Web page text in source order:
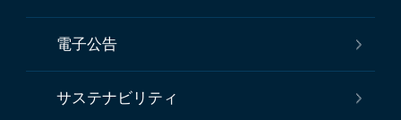
電子公告
サステナビリティ